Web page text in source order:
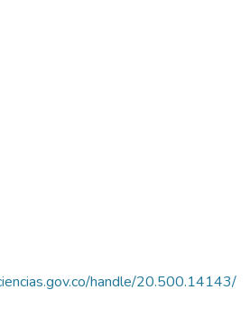
handle/20.500.14143/